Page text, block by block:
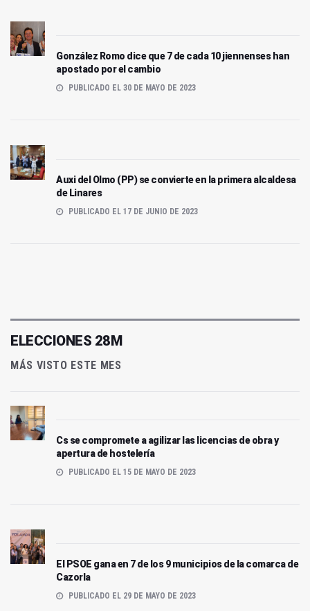
González Romo dice que 7 de cada 10 jiennenses han
apostado por el cambio
PUBLICADO EL 30 DE MAYO DE 2023
Auxi del Olmo (PP) se convierte en la primera alcaldesa
de Linares
PUBLICADO EL 17 DE JUNIO DE 2023
ELECCIONES 28M
MÁS VISTO ESTE MES
Cs se compromete a agilizar las licencias de obra y
apertura de hostelería
PUBLICADO EL 15 DE MAYO DE 2023
El PSOE gana en 7 de los 9 municipios de la comarca de
Cazorla
PUBLICADO EL 29 DE MAYO DE 2023